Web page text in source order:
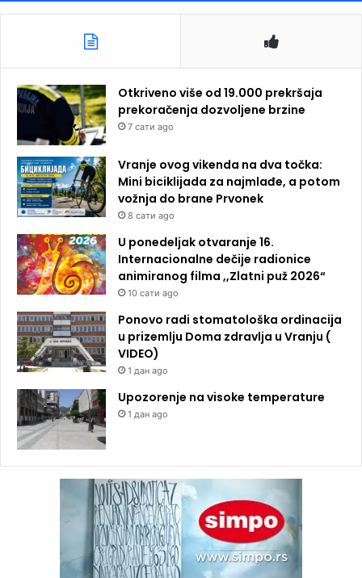
Otkriveno više od 19.000 prekršaja
prekoračenja dozvoljene brzine
7 сати ago
Vranje ovog vikenda na dva točka:
Mini biciklijada za najmlađe, a potom
vožnja do brane Prvonek
8 сати ago
U ponedeljak otvaranje 16.
Internacionalne dečije radionice
animiranog filma ,,Zlatni puž 2026“
10 сати ago
Ponovo radi stomatološka ordinacija
u prizemlju Doma zdravlja u Vranju (
VIDEO)
1 дан ago
Upozorenje na visoke temperature
1 дан ago